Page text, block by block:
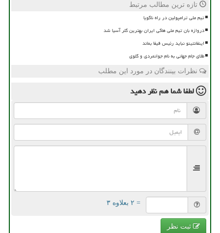
تازه ترین مطالب مرتبط
تیم ملی ترامپولین در راه ناگویا
دروازه بان تیم ملی هاکی ایران بهترین گلر آسیا شد
اینفانتینو نباید رئیس فیفا بماند
طلای جام جهانی به نام جوانمردی و گلوی
نظرات بینندگان در مورد این مطلب
لطفا شما همنظر دهید
= ۲ بعلاوه ۳
ثبت نظر